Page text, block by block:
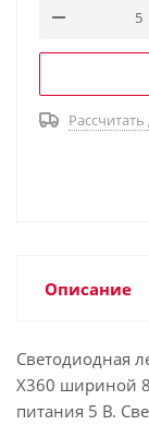
Рассчитать
Описание
Светодиодная
X360 шириной
питания 5 В.